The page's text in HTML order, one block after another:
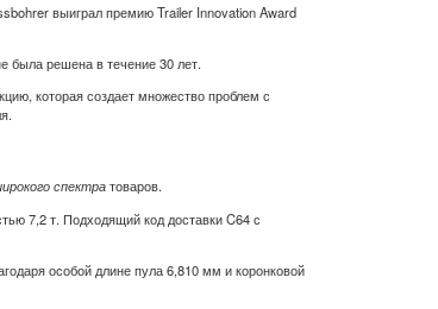
выиграл премию Trailer Innovation Award
была решена в течение 30 лет.
которая создает множество проблем с
спектратоваров.
7,2 т. Подходящий код доставки C64 с
особой длине пула 6,810 мм и коронковой